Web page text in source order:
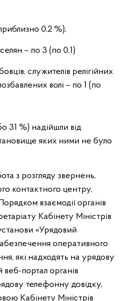
0,2 %);
– по 3 (по 0,1)
служителів релігійних
волі – по 1 (по
31 %) надійшли від
яких ними не було
з розгляду звернень,
контактного центру,
взаємодії органів
Кабінету Міністрів
«Урядовий
оперативного
які надходять на урядову
портал органів
телефонну довідку,
Кабінету Міністрів